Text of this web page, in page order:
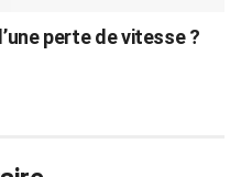
perte de vitesse ?